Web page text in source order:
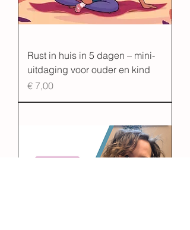
Rust in huis in 5 dagen – mini-
uitdaging voor ouder en kind
Prijs
€ 7,00